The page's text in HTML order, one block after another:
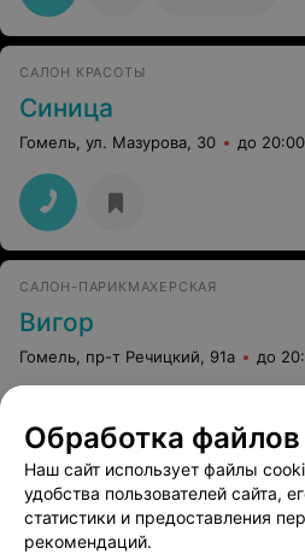
САЛОН КРАСОТЫ
Синица
Гомель, ул. Мазурова, 30 до 20:00
САЛОН-ПАРИКМАХЕРСКАЯ
Вигор
Гомель, пр-т Речицкий, 91а до
Депиляция зоны глубокого
бикини
Цена по запросу
Обработка
Наш сайт использует файлы
удобства пользователей сайта,
статистики и предоставления
рекомендаций.